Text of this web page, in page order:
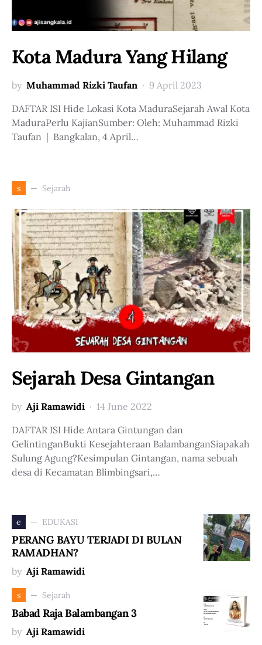
Kota Madura Yang Hilang
by Muhammad Rizki Taufan
9 April 2023
DAFTAR ISI Hide Lokasi Kota MaduraSejarah Awal Kota
MaduraPerlu KajianSumber: Oleh: Muhammad Rizki
Taufan | Bangkalan, 4 April…
s Sejarah
Sejarah Desa Gintangan
by Aji Ramawidi
14 June 2022
DAFTAR ISI Hide Antara Gintungan dan
GelintinganBukti Kesejahteraan BalambanganSiapakah
Sulung Agung?Kesimpulan Gintangan, nama sebuah
desa di Kecamatan Blimbingsari,…
e EDUKASI
PERANG BAYU TERJADI DI BULAN
RAMADHAN?
by Aji Ramawidi
s Sejarah
Babad Raja Balambangan 3
by Aji Ramawidi